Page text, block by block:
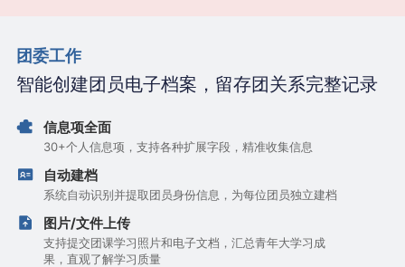
团委工作
智能创建团员电子档案，留存团关系完整记录
信息项全面
30+个人信息项，支持各种扩展字段，精准收集信息
自动建档
系统自动识别并提取团员身份信息，为每位团员独立建档
图片/文件上传
支持提交团课学习照片和电子文档，汇总青年大学习成
果，直观了解学习质量